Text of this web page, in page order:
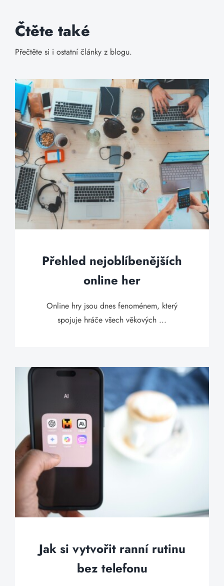
Čtěte také
Přečtěte si i ostatní články z blogu.
Přehled nejoblíbenějších
online her
Online hry jsou dnes fenoménem, který
spojuje hráče všech věkových ...
Jak si vytvořit ranní rutinu
bez telefonu